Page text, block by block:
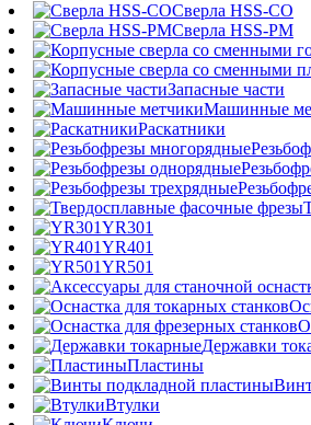
Сверла HSS-CO
Сверла HSS-PM
Запасные части
Машинные
Раскатники
YR301
YR401
YR501
Державки
Пластины
Втулки